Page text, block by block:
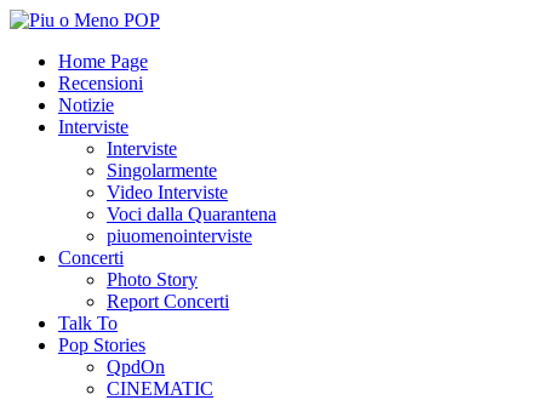
Home Page
Recensioni
Notizie
Interviste
Interviste
Singolarmente
Video Interviste
Voci dalla Quarantena
piuomenointerviste
Concerti
Photo Story
Report Concerti
Talk To
Pop Stories
QpdOn
CINEMATIC